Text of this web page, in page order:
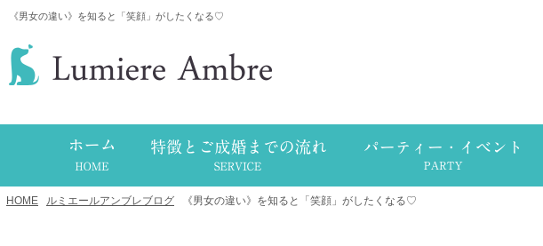
《男女の違い》を知ると「笑顔」がしたくなる♡
HOME ルミエールアンブレブログ 《男女の違い》を知ると「笑顔」がしたくなる♡